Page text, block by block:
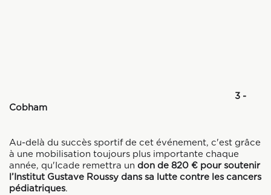
3 -
Au-delà du succès sportif de cet événement, c'est grâce
à une mobilisation toujours plus importante chaque
année, qu'Icade remettra un don de 820 € pour soutenir
l’Institut Gustave Roussy dans sa lutte contre les cancers
pédiatriques.